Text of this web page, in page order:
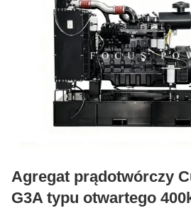
Agregat prądotwórczy
G3A typu otwartego